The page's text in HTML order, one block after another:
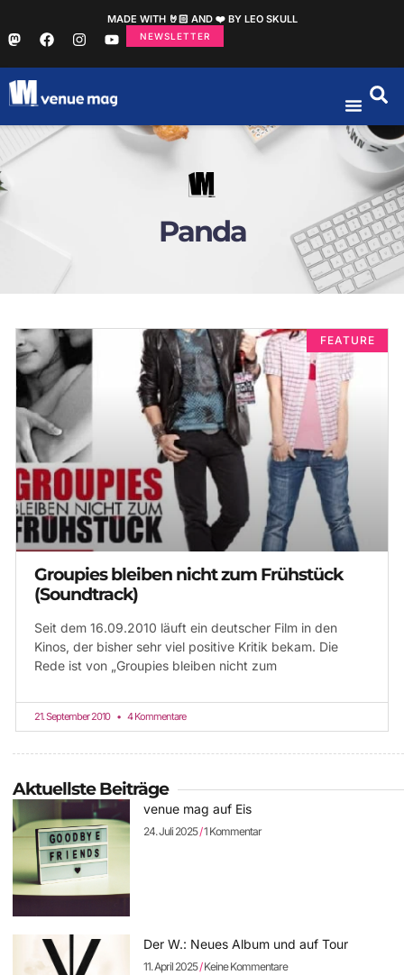
MADE WITH 🤘🏻 AND ❤️ BY LEO SKULL
NEWSLETTER
Panda
FEATURE
Groupies bleiben nicht zum Frühstück
(Soundtrack)
Seit dem 16.09.2010 läuft ein deutscher Film in den
Kinos, der bisher sehr viel positive Kritik bekam. Die
Rede ist von „Groupies bleiben nicht zum
21. September 2010 4 Kommentare
Aktuellste Beiträge
venue mag auf Eis
24. Juli 2025 1 Kommentar
Der W.: Neues Album und auf Tour
11. April 2025 Keine Kommentare